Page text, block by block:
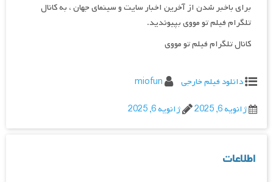
برای باخبر شدن از آخرین اخبار سایت و سینمای جهان ، به کانال
تلگرام فیلم تو مووی بپیوندید.
کانال تلگرام فیلم تو مووی
دانلود فیلم خارجی
miofun
ژانویه 6, 2025
ژانویه 6, 2025
اطلاعات